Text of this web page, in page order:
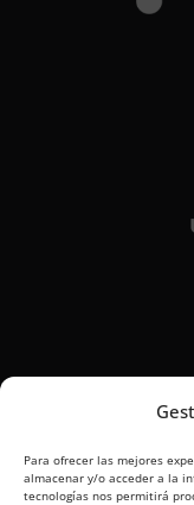
Para ofrecer las mejores
almacenar y/o acceder a la
tecnologías nos permitirá